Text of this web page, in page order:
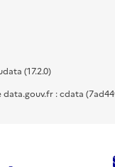
(17.2.0)
: cdata